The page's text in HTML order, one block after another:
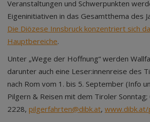
Veranstaltungen und Schwerpunkten
Eigeninitiativen in das Gesamtthema des
Die Diözese Innsbruck konzentriert sich
Hauptbereiche.
Unter „Wege der Hoffnung“ werden
darunter auch eine Leser:innenreise des
nach Rom vom 1. bis 5. September (Info
Pilgern & Reisen mit dem Tiroler
2228, pilgerfahrten@dibk.at,